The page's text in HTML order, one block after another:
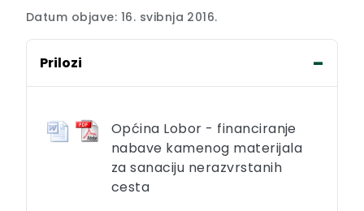
Datum objave: 16. svibnja 2016.
Prilozi
Općina Lobor - financiranje
nabave kamenog materijala
za sanaciju nerazvrstanih
cesta